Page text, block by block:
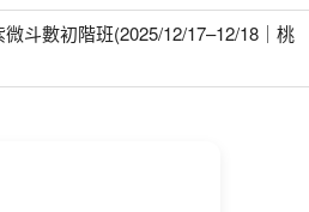
斗數初階班(2025/12/17–12/18｜桃